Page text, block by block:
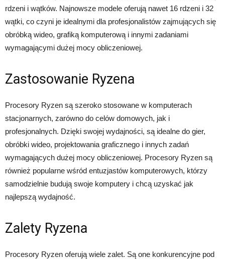
rdzeni i wątków. Najnowsze modele oferują nawet 16 rdzeni i 32
wątki, co czyni je idealnymi dla profesjonalistów zajmujących się
obróbką wideo, grafiką komputerową i innymi zadaniami
wymagającymi dużej mocy obliczeniowej.
Zastosowanie Ryzena
Procesory Ryzen są szeroko stosowane w komputerach
stacjonarnych, zarówno do celów domowych, jak i
profesjonalnych. Dzięki swojej wydajności, są idealne do gier,
obróbki wideo, projektowania graficznego i innych zadań
wymagających dużej mocy obliczeniowej. Procesory Ryzen są
również popularne wśród entuzjastów komputerowych, którzy
samodzielnie budują swoje komputery i chcą uzyskać jak
najlepszą wydajność.
Zalety Ryzena
Procesory Ryzen oferują wiele zalet. Są one konkurencyjne pod